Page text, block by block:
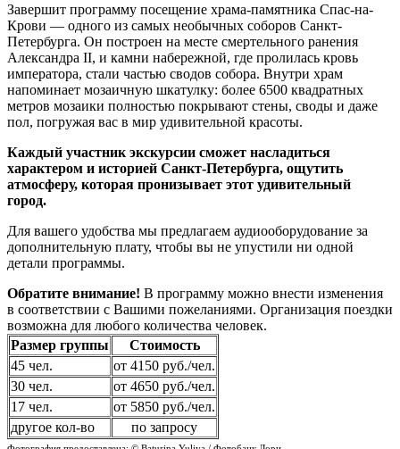
Завершит программу посещение храма-памятника Спас-на-
Крови — одного из самых необычных соборов Санкт-
Петербурга. Он построен на месте смертельного ранения
Александра II, и камни набережной, где пролилась кровь
императора, стали частью сводов собора. Внутри храм
напоминает мозаичную шкатулку: более 6500 квадратных
метров мозаики полностью покрывают стены, своды и даже
пол, погружая вас в мир удивительной красоты.
Каждый участник экскурсии сможет насладиться
характером и историей Санкт-Петербурга, ощутить
атмосферу, которая пронизывает этот удивительный
город.
Для вашего удобства мы предлагаем аудиооборудование за
дополнительную плату, чтобы вы не упустили ни одной
детали программы.
Обратите внимание! В программу можно внести изменения
в соответствии с Вашими пожеланиями. Организация поездки
возможна для любого количества человек.
Размер группы
Стоимость
45 чел.
от 4150 руб./чел.
30 чел.
от 4650 руб./чел.
17 чел.
от 5850 руб./чел.
другое кол-во
по запросу